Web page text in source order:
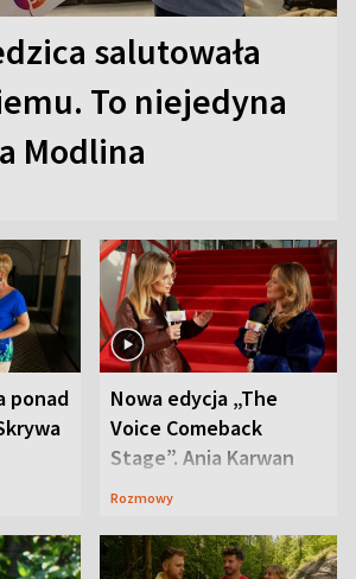
salutowała
To niejedyna
Modlina
ponad
Nowa edycja „The
Voice Comeback
Stage”. Ania Karwan
zapowiada
Rozmowy